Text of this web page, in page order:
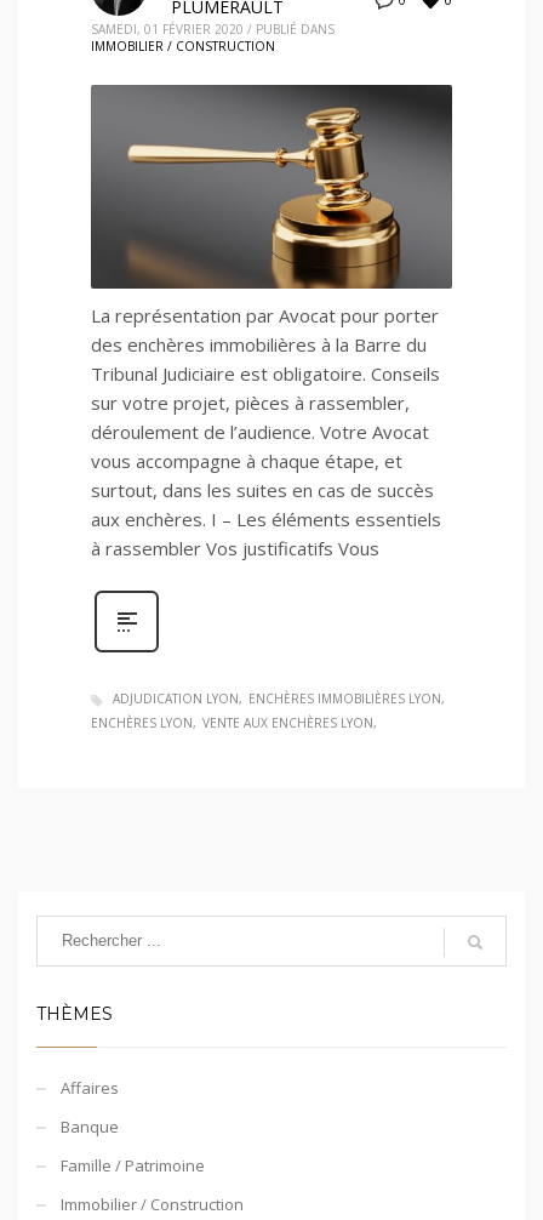
PLUMERAULT
SAMEDI, 01 FÉVRIER 2020 / PUBLIÉ DANS
IMMOBILIER / CONSTRUCTION
La représentation par Avocat pour porter
des enchères immobilières à la Barre du
Tribunal Judiciaire est obligatoire. Conseils
sur votre projet, pièces à rassembler,
déroulement de l’audience. Votre Avocat
vous accompagne à chaque étape, et
surtout, dans les suites en cas de succès
aux enchères. I – Les éléments essentiels
à rassembler Vos justificatifs Vous
ADJUDICATION LYON
ENCHÈRES IMMOBILIÈRES LYON
ENCHÈRES LYON
VENTE AUX ENCHÈRES LYON
THÈMES
Affaires
Banque
Famille / Patrimoine
Immobilier / Construction